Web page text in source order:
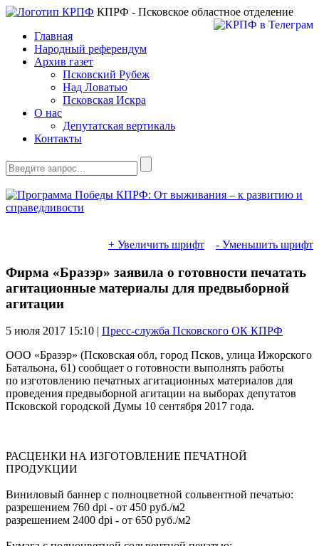
КПРФ - Псковское областное отделение
Главная
Народный референдум
Архив газет
Псковский Рубеж
Над Ловатью
Псковская Искра
О нас
Депутатская вертикаль
Контакты
+ Увеличить шрифт - Уменьшить шрифт
Фирма «Бразэр» заявила о готовности печатать
агитационные материалы для предвыборной
агитации
5 июля 2017 15:10 | Пресс-служба Псковского ОК КПРФ
ООО «Бразэр» (Псковская обл, город Псков, улица Ижорского
Батальона, 61) сообщает о готовности выполнять работы
по изготовлению печатных агитационных материалов для
проведения предвыборной агитации на выборах депутатов
Псковской городской Думы 10 сентября 2017 года.
РАСЦЕНКИ НА ИЗГОТОВЛЕНИЕ ПЕЧАТНОЙ
ПРОДУКЦИИ
Виниловый баннер с полноцветной сольвентной печатью:
разрешением 760 dpi - от 450 руб./м2
разрешением 2400 dpi - от 650 руб./м2